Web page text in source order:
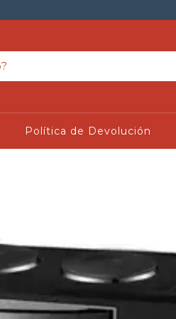
Política de Devolución